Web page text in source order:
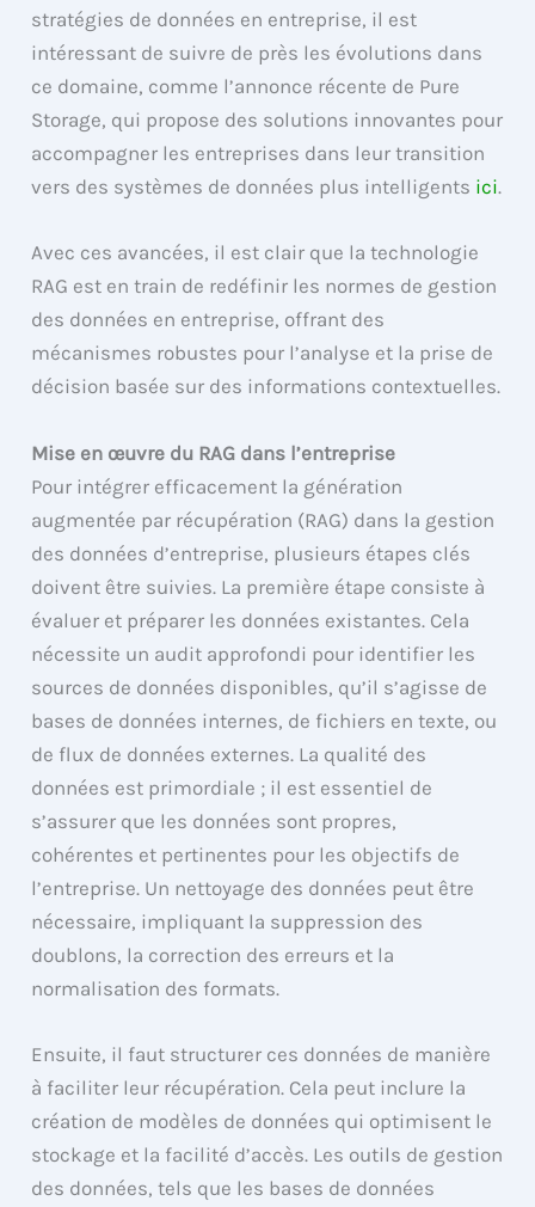
stratégies de données en entreprise, il est
intéressant de suivre de près les évolutions dans
ce domaine, comme l’annonce récente de Pure
Storage, qui propose des solutions innovantes pour
accompagner les entreprises dans leur transition
vers des systèmes de données plus intelligents ici.
Avec ces avancées, il est clair que la technologie
RAG est en train de redéfinir les normes de gestion
des données en entreprise, offrant des
mécanismes robustes pour l’analyse et la prise de
décision basée sur des informations contextuelles.
Mise en œuvre du RAG dans l’entreprise
Pour intégrer efficacement la génération
augmentée par récupération (RAG) dans la gestion
des données d’entreprise, plusieurs étapes clés
doivent être suivies. La première étape consiste à
évaluer et préparer les données existantes. Cela
nécessite un audit approfondi pour identifier les
sources de données disponibles, qu’il s’agisse de
bases de données internes, de fichiers en texte, ou
de flux de données externes. La qualité des
données est primordiale ; il est essentiel de
s’assurer que les données sont propres,
cohérentes et pertinentes pour les objectifs de
l’entreprise. Un nettoyage des données peut être
nécessaire, impliquant la suppression des
doublons, la correction des erreurs et la
normalisation des formats.
Ensuite, il faut structurer ces données de manière
à faciliter leur récupération. Cela peut inclure la
création de modèles de données qui optimisent le
stockage et la facilité d’accès. Les outils de gestion
des données, tels que les bases de données